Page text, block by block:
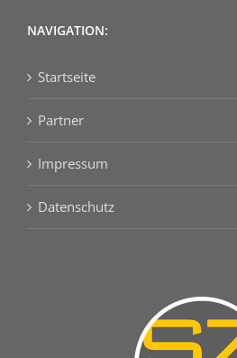
NAVIGATION:
Startseite
Partner
Impressum
Datenschutz